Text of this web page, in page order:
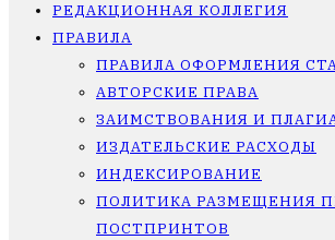
РЕДАКЦИОННАЯ КОЛЛЕГИЯ
ПРАВИЛА
ПРАВИЛА ОФОРМЛЕНИЯ
АВТОРСКИЕ ПРАВА
ЗАИМСТВОВАНИЯ И
ИЗДАТЕЛЬСКИЕ РАСХОДЫ
ИНДЕКСИРОВАНИЕ
ПОЛИТИКА РАЗМЕЩЕНИЯ
ПОСТПРИНТОВ